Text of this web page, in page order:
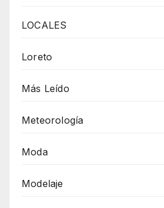
LOCALES
Loreto
Más Leído
Meteorología
Moda
Modelaje